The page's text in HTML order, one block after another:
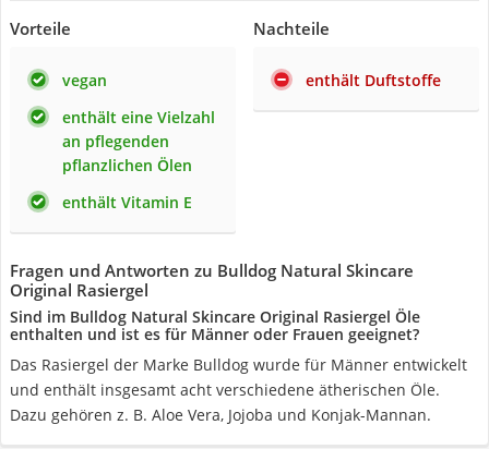
Vorteile
vegan
enthält eine Vielzahl
an pflegenden
pflanzlichen Ölen
enthält Vitamin E
Nachteile
enthält Duftstoffe
Fragen und Antworten zu Bulldog Natural Skincare
Original Rasiergel
Sind im Bulldog Natural Skincare Original Rasiergel Öle
enthalten und ist es für Männer oder Frauen geeignet?
Das Rasiergel der Marke Bulldog wurde für Männer entwickelt
und enthält insgesamt acht verschiedene ätherischen Öle.
Dazu gehören z. B. Aloe Vera, Jojoba und Konjak-Mannan.